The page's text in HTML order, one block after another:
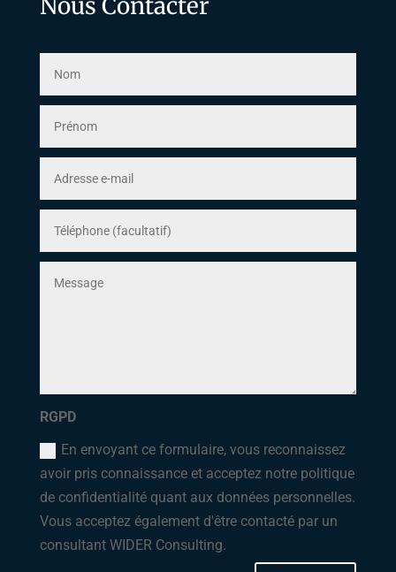
RGPD
En envoyant ce formulaire, vous reconnaissez
avoir pris connaissance et acceptez notre politique
de confidentialité quant aux données personnelles.
Vous acceptez également d'être contacté par un
consultant WIDER Consulting.